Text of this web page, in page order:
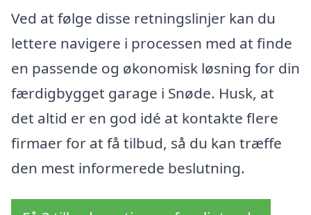
Ved at følge disse retningslinjer kan du
lettere navigere i processen med at finde
en passende og økonomisk løsning for din
færdigbygget garage i Snøde. Husk, at
det altid er en god idé at kontakte flere
firmaer for at få tilbud, så du kan træffe
den mest informerede beslutning.